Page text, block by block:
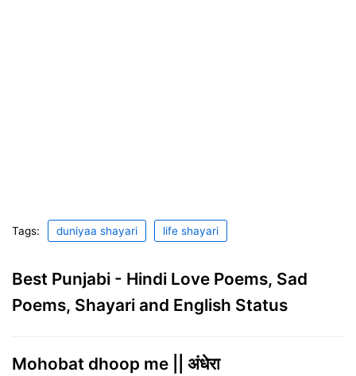
Tags: duniyaa shayari life shayari
Best Punjabi - Hindi Love Poems, Sad
Poems, Shayari and English Status
Mohobat dhoop me || अंधेरा